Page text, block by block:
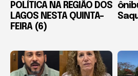
POLÍTICA NA REGIÃO DOS
LAGOS NESTA QUINTA-
FEIRA (6)